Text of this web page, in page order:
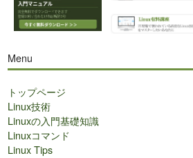
Menu
トップページ
Linux技術
Linuxの入門基礎知識
Linuxコマンド
Linux Tips